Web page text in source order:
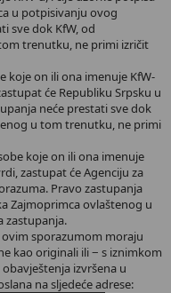
u potpisivanju ovog
sve dok KfW, od
trenutku, ne primi izričit
koje on ili ona imenuje KfW-
će Republiku Srpsku u
neće prestati sve dok
u tom trenutku, ne primi
koje on ili ona imenuje
zastupat će Agenciju za
Pravo zastupanja
Zajmoprimca ovlaštenog u
zastupanja.
ovim sporazumom moraju
kao originali ili − s iznimkom
izvršena u
na sljedeće adrese: